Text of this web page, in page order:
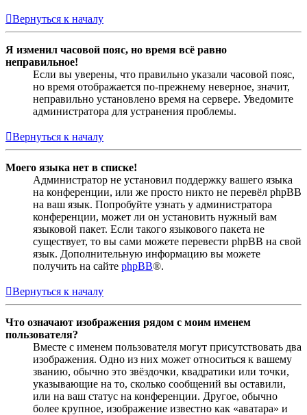
Вернуться к началу
Я изменил часовой пояс, но время всё равно
неправильное!
Если вы уверены, что правильно указали часовой пояс,
но время отображается по-прежнему неверное, значит,
неправильно установлено время на сервере. Уведомите
администратора для устранения проблемы.
Вернуться к началу
Моего языка нет в списке!
Администратор не установил поддержку вашего языка
на конференции, или же просто никто не перевёл phpBB
на ваш язык. Попробуйте узнать у администратора
конференции, может ли он установить нужный вам
языковой пакет. Если такого языкового пакета не
существует, то вы сами можете перевести phpBB на свой
язык. Дополнительную информацию вы можете
получить на сайте phpBB®.
Вернуться к началу
Что означают изображения рядом с моим именем
пользователя?
Вместе с именем пользователя могут присутствовать два
изображения. Одно из них может относиться к вашему
званию, обычно это звёздочки, квадратики или точки,
указывающие на то, сколько сообщений вы оставили,
или на ваш статус на конференции. Другое, обычно
более крупное, изображение известно как «аватара» и